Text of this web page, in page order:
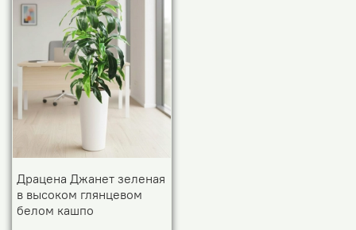
Драцена Джанет зеленая
в высоком глянцевом
белом кашпо